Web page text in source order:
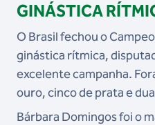
GINÁSTICA
O Brasil fechou o
ginástica rítmica,
excelente campanha.
ouro, cinco de prata e
Bárbara Domingos foi o